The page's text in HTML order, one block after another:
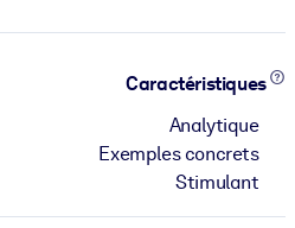
Caractéristiques
Analytique
Exemples concrets
Stimulant